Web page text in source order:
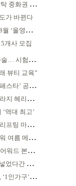
공략 강화
가 바뀐다
픽’ 선정
개사 모집
료 공용 허용
뷰티 교육”
’ 공동 주최
티지 담아
역대 최고’
스크’ 출시
업 시장 공략
상 2개 수상
각막 손상
’가 이끈다